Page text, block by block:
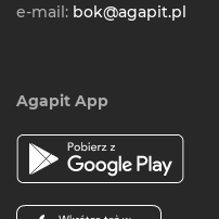
e-mail: bok@agapit.pl
Agapit App